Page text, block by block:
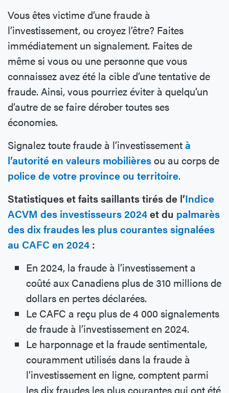
Vous êtes victime d’une fraude à
l’investissement, ou croyez l’être? Faites
immédiatement un signalement. Faites de
même si vous ou une personne que vous
connaissez avez été la cible d’une tentative de
fraude. Ainsi, vous pourriez éviter à quelqu’un
d’autre de se faire dérober toutes ses
économies.
Signalez toute fraude à l’investissementà
l’autorité en valeurs mobilièresou au corps de
police de votre province ou territoire.
Statistiques et faits saillants tirés de l’Indice
ACVM des investisseurs 2024et du palmarès
des dix fraudes les plus courantes signalées
au CAFC en 2024 :
En 2024, la fraude à l’investissement a
coûté aux Canadiens plus de 310 millions de
dollars en pertes déclarées.
Le CAFC a reçu plus de 4 000 signalements
de fraude à l’investissement en 2024.
Le harponnage et la fraude sentimentale,
couramment utilisés dans la fraude à
l’investissement en ligne, comptent parmi
les dix fraudes les plus courantes qui ont été